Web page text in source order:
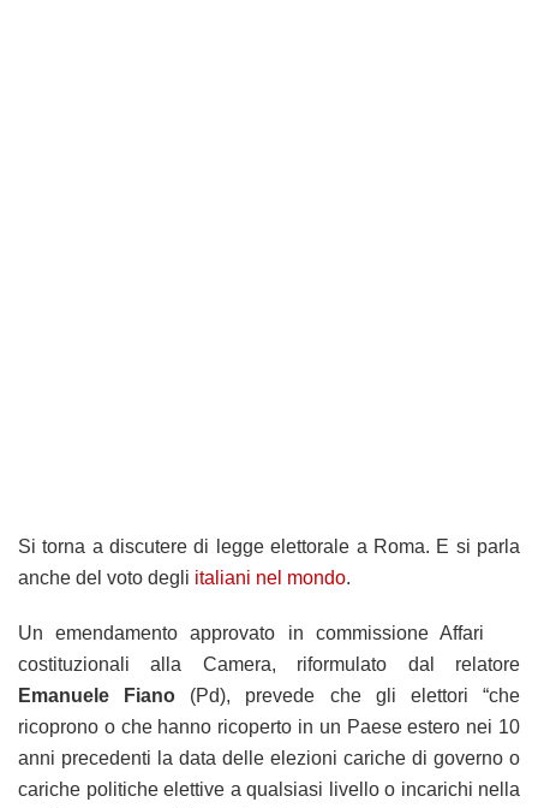
Si torna a discutere di legge elettorale a Roma. E si parla
anche del voto degli italiani nel mondo.
Un emendamento approvato in commissione Affari
costituzionali alla Camera, riformulato dal relatore
Emanuele Fiano (Pd), prevede che gli elettori “che
ricoprono o che hanno ricoperto in un Paese estero nei 10
anni precedenti la data delle elezioni cariche di governo o
cariche politiche elettive a qualsiasi livello o incarichi nella